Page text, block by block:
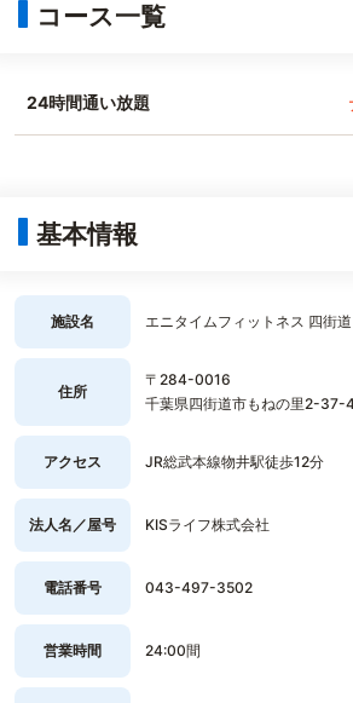
コース一覧
24時間通い放題
基本情報
施設名 エニタイムフィットネス 四街
住所
〒284-0016
千葉県四街道市もねの里2-37-
アクセス JR総武本線物井駅徒歩12分
法人名／屋号 KISライフ株式会社
電話番号 043-497-3502
営業時間 24:00間